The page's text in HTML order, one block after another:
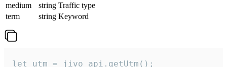
medium
string Traffic type
term
string Keyword
let utm = jivo_api.getUtm();